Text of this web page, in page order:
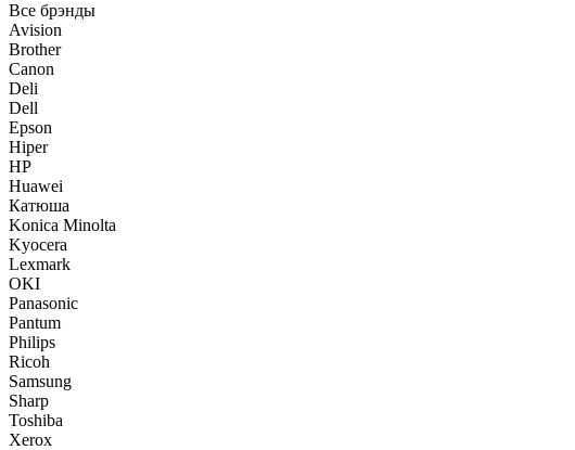
Все брэнды
Avision
Brother
Canon
Deli
Dell
Epson
Hiper
HP
Huawei
Катюша
Konica Minolta
Kyocera
Lexmark
OKI
Panasonic
Pantum
Philips
Ricoh
Samsung
Sharp
Toshiba
Xerox